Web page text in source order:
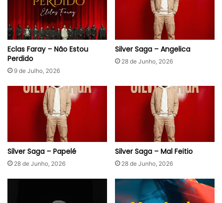
Eclas Faray – Não Estou
Perdido
9 de Julho, 2026
Silver Saga – Angelica
28 de Junho, 2026
Silver Saga – Papelé
28 de Junho, 2026
Silver Saga – Mal Feitio
28 de Junho, 2026